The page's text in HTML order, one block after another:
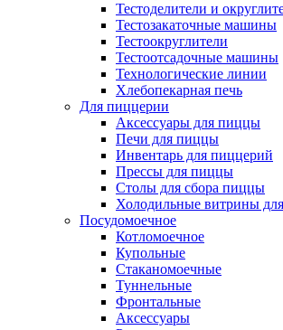
Тестоделители и
Тестозакаточные машины
Тестоокруглители
Тестоотсадочные машины
Технологические линии
Хлебопекарная печь
Для пиццерии
Аксессуары для пиццы
Печи для пиццы
Инвентарь для пиццерий
Прессы для пиццы
Столы для сбора пиццы
Холодильные витрины
Посудомоечное
Котломоечное
Купольные
Стаканомоечные
Туннельные
Фронтальные
Аксессуары